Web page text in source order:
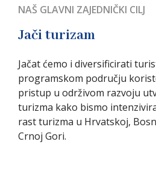
NAŠ GLAVNI ZAJEDNIČKI CILJ
Jači turizam
Jačat ćemo i diversificirati
programskom području
pristup u održivom razvoju
turizma kako bismo
rast turizma u Hrvatskoj,
Crnoj Gori.